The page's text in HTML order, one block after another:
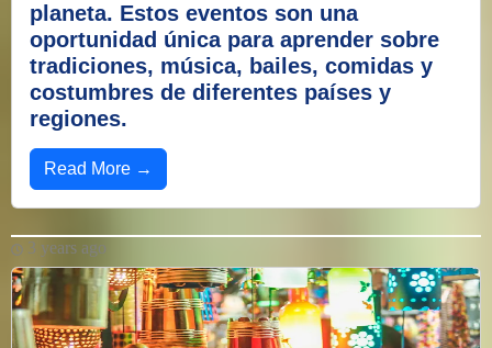
planeta. Estos eventos son una
oportunidad única para aprender sobre
tradiciones, música, bailes, comidas y
costumbres de diferentes países y
regiones.
Read More →
3 years ago